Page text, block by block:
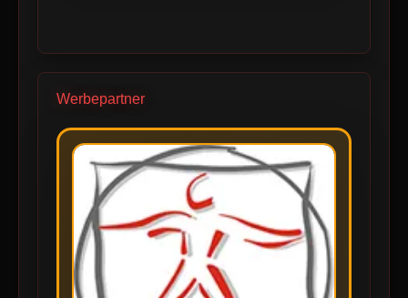
Werbepartner